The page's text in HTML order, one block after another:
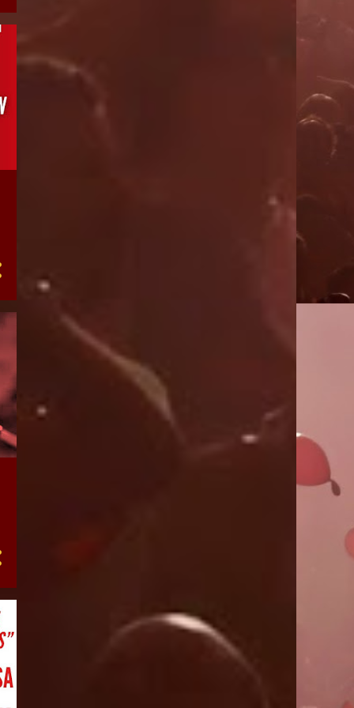
julio 2019
noviembre 2018